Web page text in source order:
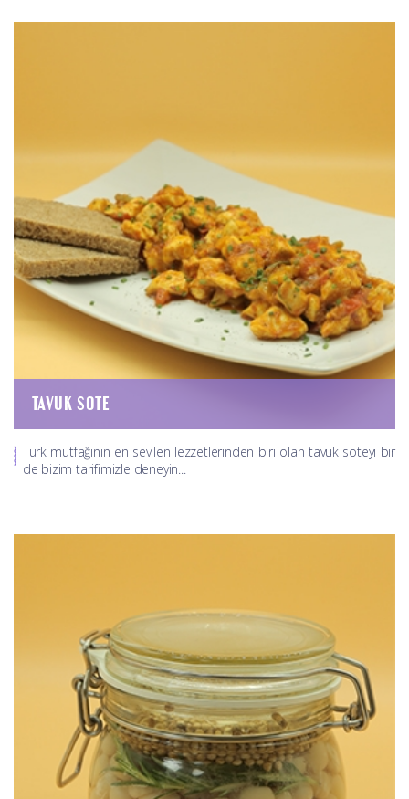
TAVUK SOTE
Türk mutfağının en sevilen lezzetlerinden biri olan tavuk soteyi bir
de bizim tarifimizle deneyin...